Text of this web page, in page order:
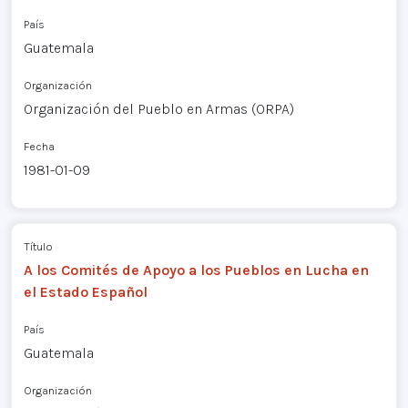
País
Guatemala
Organización
Organización del Pueblo en Armas (ORPA)
Fecha
1981-01-09
Título
A los Comités de Apoyo a los Pueblos en Lucha en
el Estado Español
País
Guatemala
Organización